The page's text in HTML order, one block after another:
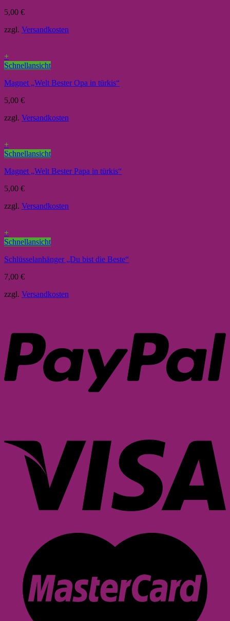
5,00 €
zzgl. Versandkosten
+
Schnellansicht
Magnet „Welt Bester Opa in türkis“
5,00 €
zzgl. Versandkosten
+
Schnellansicht
Magnet „Welt Bester Papa in türkis“
5,00 €
zzgl. Versandkosten
+
Schnellansicht
Schlüsselanhänger „Du bist die Beste“
7,00 €
zzgl. Versandkosten